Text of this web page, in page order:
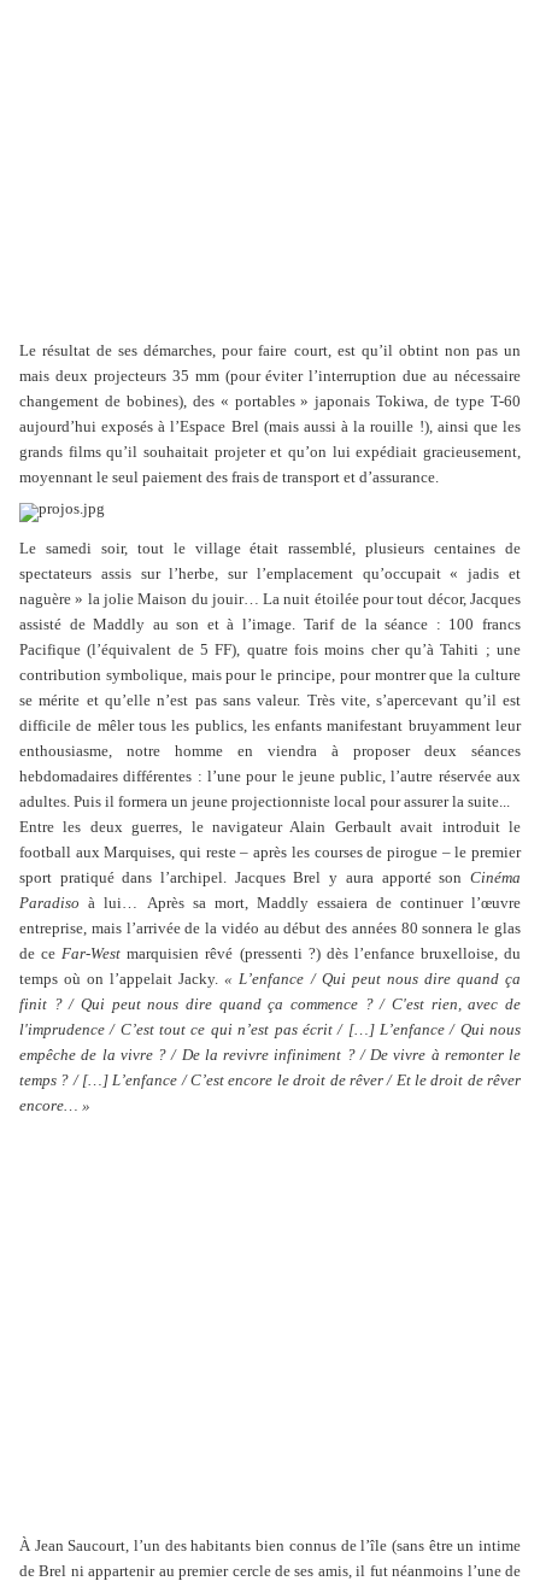
Le résultat de ses démarches, pour faire court, est qu’il obtint non pas un
mais deux projecteurs 35 mm (pour éviter l’interruption due au nécessaire
changement de bobines), des « portables » japonais Tokiwa, de type T-60
aujourd’hui exposés à l’Espace Brel (mais aussi à la rouille !), ainsi que les
grands films qu’il souhaitait projeter et qu’on lui expédiait gracieusement,
moyennant le seul paiement des frais de transport et d’assurance.
Le samedi soir, tout le village était rassemblé, plusieurs centaines de
spectateurs assis sur l’herbe, sur l’emplacement qu’occupait « jadis et
naguère » la jolie Maison du jouir… La nuit étoilée pour tout décor, Jacques
assisté de Maddly au son et à l’image. Tarif de la séance : 100 francs
Pacifique (l’équivalent de 5 FF), quatre fois moins cher qu’à Tahiti ; une
contribution symbolique, mais pour le principe, pour montrer que la culture
se mérite et qu’elle n’est pas sans valeur. Très vite, s’apercevant qu’il est
difficile de mêler tous les publics, les enfants manifestant bruyamment leur
enthousiasme, notre homme en viendra à proposer deux séances
hebdomadaires différentes : l’une pour le jeune public, l’autre réservée aux
adultes. Puis il formera un jeune projectionniste local pour assurer la suite...
Entre les deux guerres, le navigateur Alain Gerbault avait introduit le
football aux Marquises, qui reste – après les courses de pirogue – le premier
sport pratiqué dans l’archipel. Jacques Brel y aura apporté son Cinéma
Paradiso à lui…
Après sa mort, Maddly essaiera de continuer l’œuvre
entreprise, mais l’arrivée de la vidéo au début des années 80 sonnera le glas
de ce Far-West marquisien rêvé (pressenti ?) dès l’enfance bruxelloise, du
temps où on l’appelait Jacky.« L’enfance / Qui peut nous dire quand ça
finit ? / Qui peut nous dire quand ça commence ? / C'est rien, avec de
l'imprudence / C’est tout ce qui n’est pas écrit / […] L’enfance / Qui nous
empêche de la vivre ? / De la revivre infiniment ? / De vivre à remonter le
temps ? / […] L’enfance / C’est encore le droit de rêver / Et le droit de rêver
encore… »
À Jean Saucourt, l’un des habitants bien connus de l’île (sans être un intime
de Brel ni appartenir au premier cercle de ses amis, il fut néanmoins l’une de